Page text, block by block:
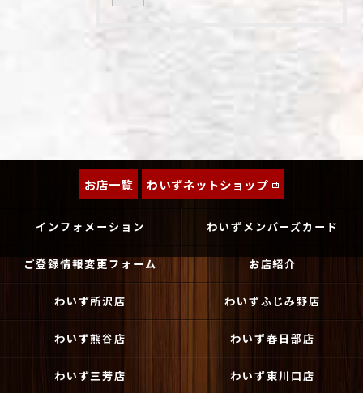
お店一覧 わいずネットショップ
インフォメーション わいずメンバーズカード
ご登録情報変更フォーム お店紹介
わいず所沢店 わいずふじみ野店
わいず熊谷店 わいず春日部店
わいず三芳店 わいず東川口店